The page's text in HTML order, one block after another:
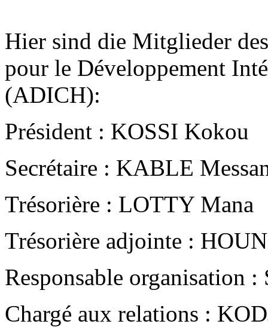
Hier sind die Mitglieder
pour le Développement
(ADICH):
Président : KOSSI Kokou
Secrétaire : KABLE
Trésorière : LOTTY Mana
Trésorière adjointe :
Responsable organisation
Chargé aux relations :